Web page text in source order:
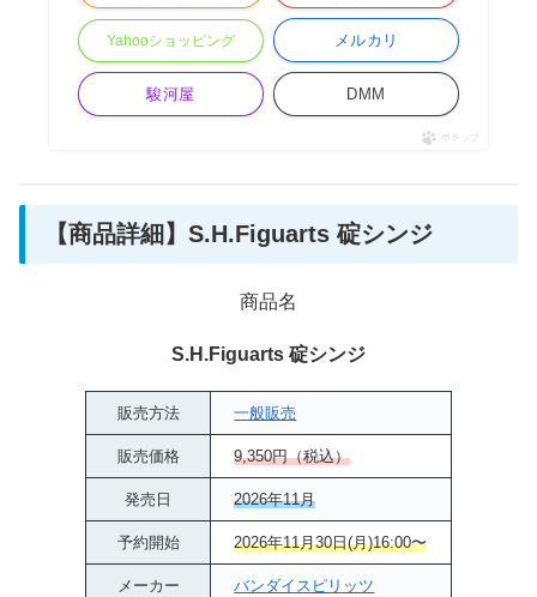
Yahooショッピング メルカリ
駿河屋 DMM
ポチップ
【商品詳細】S.H.Figuarts 碇シンジ
商品名
S.H.Figuarts 碇シンジ
販売方法 一般販売
販売価格 9,350円（税込）
発売日 2026年11月
予約開始 2026年11月30日(月)16:00〜
メーカー バンダイスピリッツ